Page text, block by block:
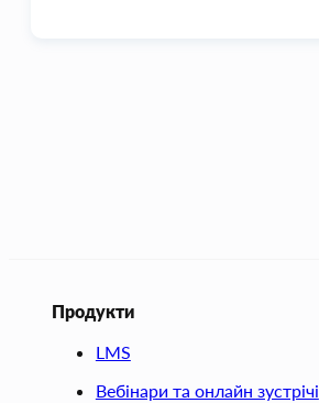
Продукти
LMS
Вебінари та онлайн зустрічі